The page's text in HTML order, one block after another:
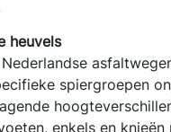
heuvels
spiergroepen
enkels en